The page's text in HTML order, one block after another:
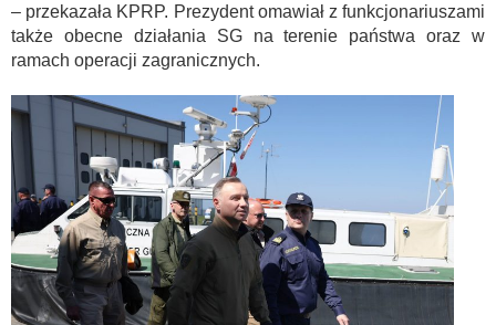
– przekazała KPRP. Prezydent omawiał z funkcjonariuszami
także obecne działania SG na terenie państwa oraz w
ramach operacji zagranicznych.